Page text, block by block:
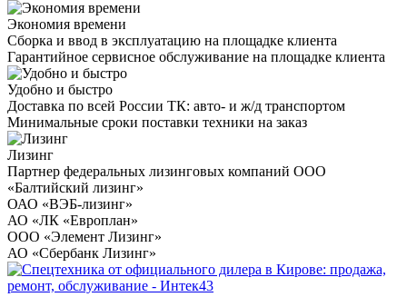
Экономия времени
Сборка и ввод в эксплуатацию на площадке клиента
Гарантийное сервисное обслуживание на площадке клиента
Удобно и быстро
Доставка по всей России ТК: авто- и ж/д транспортом
Минимальные сроки поставки техники на заказ
Лизинг
Партнер федеральных лизинговых компаний ООО
«Балтийский лизинг»
ОАО «ВЭБ-лизинг»
АО «ЛК «Европлан»
ООО «Элемент Лизинг»
АО «Сбербанк Лизинг»